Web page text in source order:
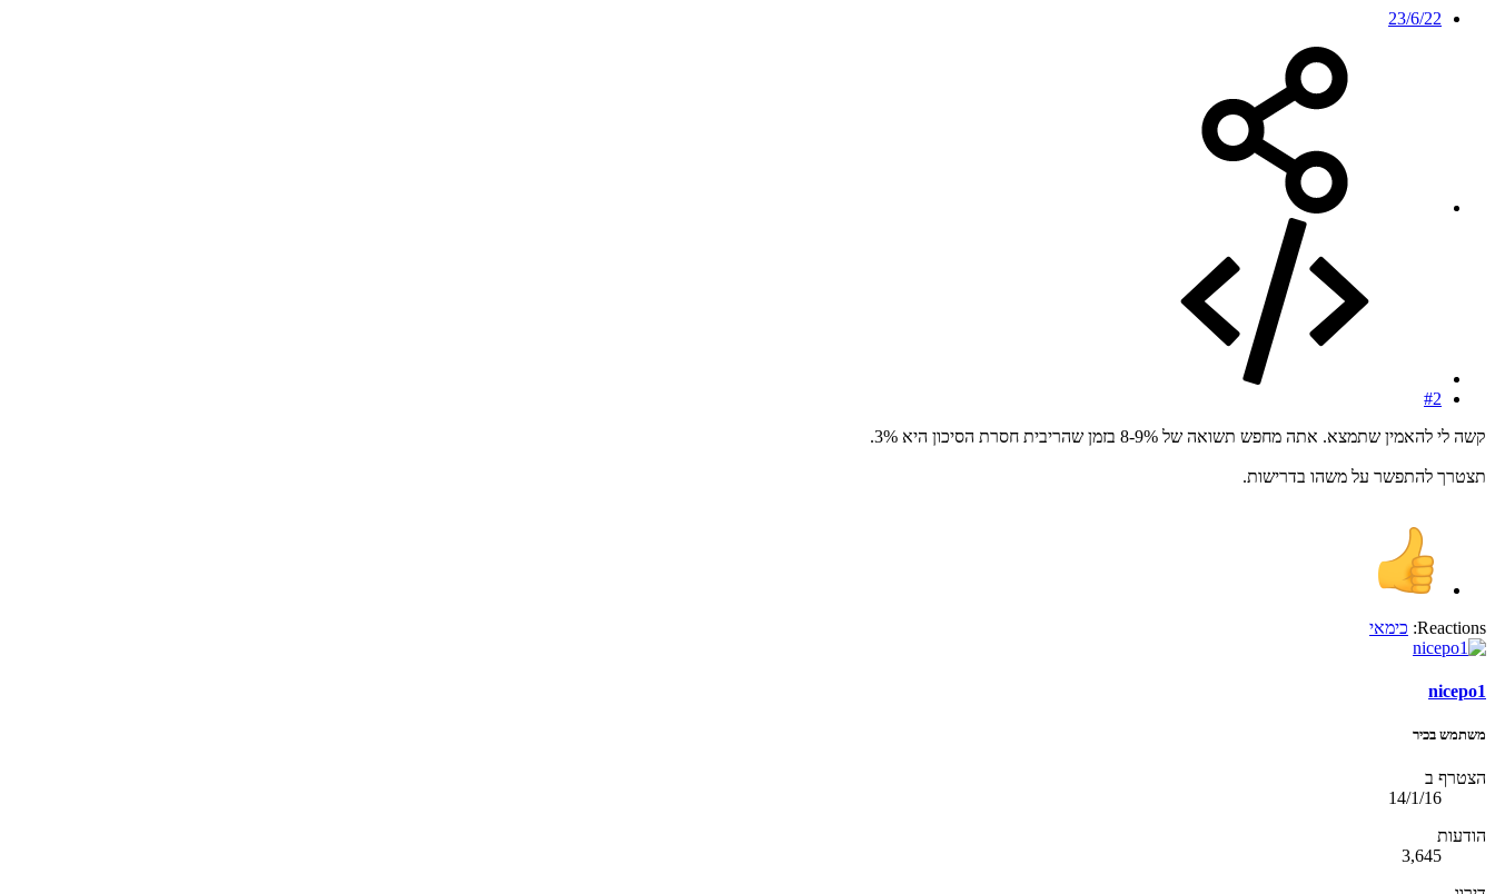
23/6/22
#2
קשה לי להאמין שתמצא. אתה מחפש תשואה של 8-9% בזמן שהריבית חסרת הסיכון היא 3%.
תצטרך להתפשר על משהו בדרישות.
Reactions: כימאי
nicepo1
משתמש בכיר
הצטרף ב
14/1/16
הודעות
3,645